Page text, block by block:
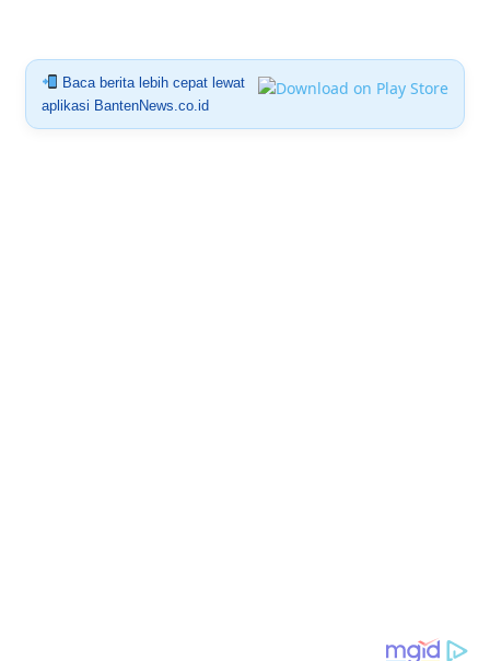
Baca berita lebih cepat lewat
aplikasi BantenNews.co.id